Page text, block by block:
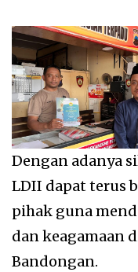
Dengan adanya
LDII dapat terus
pihak guna
dan keagamaan
Bandongan.